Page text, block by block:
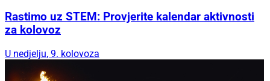
Rastimo uz STEM: Provjerite kalendar aktivnosti
za kolovoz
U nedjelju, 9. kolovoza